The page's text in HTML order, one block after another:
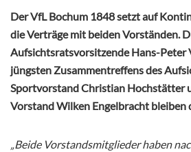
Der VfL Bochum 1848 setzt auf
die Verträge mit beiden Vorständen.
Aufsichtsratsvorsitzende Hans-Peter
jüngsten Zusammentreffens des
Sportvorstand Christian Hochstätter
Vorstand Wilken Engelbracht bleiben
„Beide Vorstandsmitglieder haben